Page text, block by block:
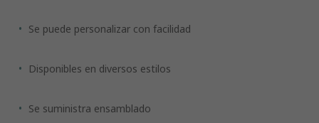
Se puede personalizar con facilidad
Disponibles en diversos estilos
Se suministra ensamblado